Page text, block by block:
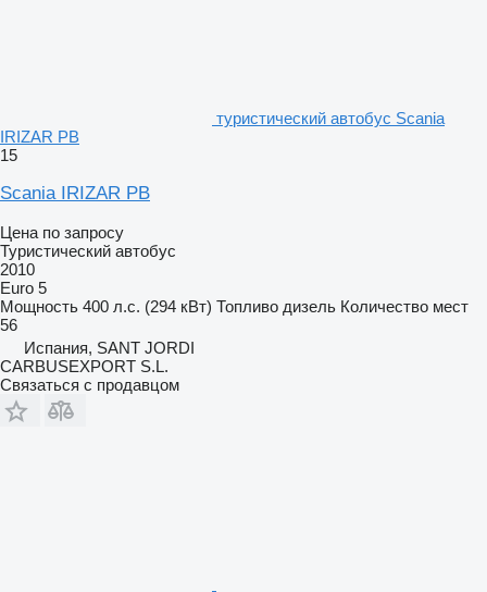
туристический автобус Scania
IRIZAR PB
15
Scania IRIZAR PB
Цена по запросу
Туристический автобус
2010
Euro 5
Мощность 400 л.с. (294 кВт) Топливо дизель Количество мест
56
Испания, SANT JORDI
CARBUSEXPORT S.L.
Связаться с продавцом